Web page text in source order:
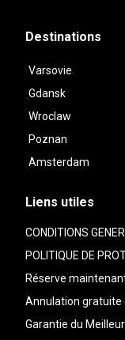
Destinations
Varsovie
Gdansk
Wroclaw
Poznan
Amsterdam
Liens utiles
CONDITIONS
POLITIQUE DE
Réserve
Annulation gratuite
Garantie du